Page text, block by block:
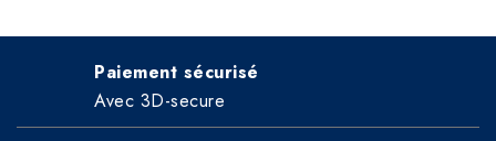
Paiement sécurisé
Avec 3D-secure